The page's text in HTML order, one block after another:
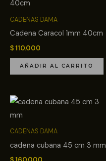
CADENAS DAMA
Cadena Caracol 1mm 40cm
$110.000
AÑADIR AL CARRITO
CADENAS DAMA
cadena cubana 45 cm 3 mm